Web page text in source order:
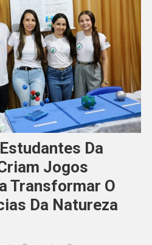
Da
Jogos
Transformar O
Da Natureza